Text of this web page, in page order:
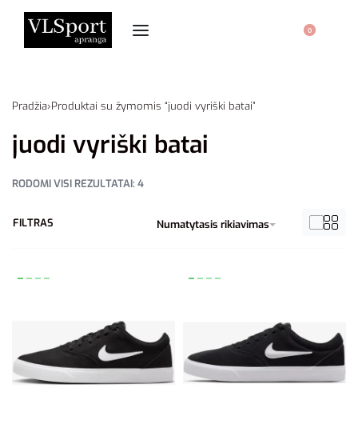
0
Pradžia›Produktai su žymomis “juodi vyriški batai”
juodi vyriški batai
RODOMI VISI REZULTATAI: 4
Numatytasis rikiavimas
FILTRAS